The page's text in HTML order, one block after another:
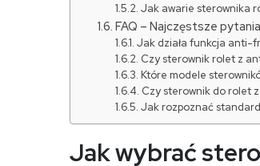
Jak awarie sterownika
FAQ – Najczęstsze
Jak działa funkcja anti-
Czy sterownik rolet z
Które modele
Czy sterownik do rolet
Jak rozpoznać
Jak wybrać